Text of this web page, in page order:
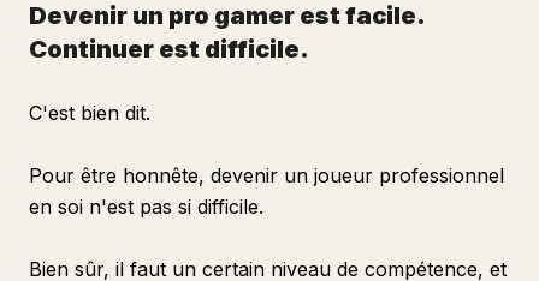
Devenir un pro gamer est facile.
Continuer est difficile.
C'est bien dit.
Pour être honnête, devenir un joueur professionnel
en soi n'est pas si difficile.
Bien sûr, il faut un certain niveau de compétence, et